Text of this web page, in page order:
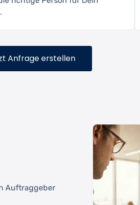
Anfrage erstellen
Auftraggeber